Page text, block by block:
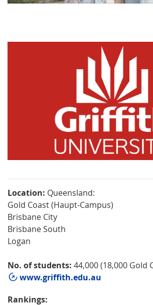
Video aktivieren.
Location: Queensland:
Gold Coast (Haupt-Campus)
Brisbane City
Brisbane South
Logan
No. of students: 44,000 (18,000 Gold
www.griffith.edu.au
Rankings: